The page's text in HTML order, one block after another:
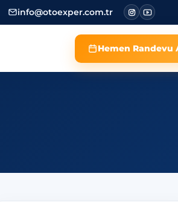
info@otoexper.com.tr
Hemen Randevu